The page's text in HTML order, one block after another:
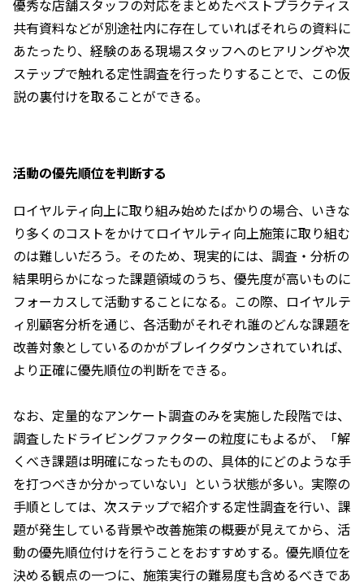
優秀な店舗スタッフの対応をまとめたベストプラクティス
共有資料などが別途社内に存在していればそれらの資料に
あたったり、経験のある現場スタッフへのヒアリングや次
ステップで触れる定性調査を行ったりすることで、この仮
説の裏付けを取ることができる。
活動の優先順位を判断する
ロイヤルティ向上に取り組み始めたばかりの場合、いきな
り多くのコストをかけてロイヤルティ向上施策に取り組む
のは難しいだろう。そのため、現実的には、調査・分析の
結果明らかになった課題領域のうち、優先度が高いものに
フォーカスして活動することになる。この際、ロイヤルテ
ィ別顧客分析を通じ、各活動がそれぞれ誰のどんな課題を
改善対象としているのかがブレイクダウンされていれば、
より正確に優先順位の判断をできる。
なお、定量的なアンケート調査のみを実施した段階では、
調査したドライビングファクターの粒度にもよるが、「解
くべき課題は明確になったものの、具体的にどのような手
を打つべきか分かっていない」という状態が多い。実際の
手順としては、次ステップで紹介する定性調査を行い、課
題が発生している背景や改善施策の概要が見えてから、活
動の優先順位付けを行うことをおすすめする。優先順位を
決める観点の一つに、施策実行の難易度も含めるべきであ